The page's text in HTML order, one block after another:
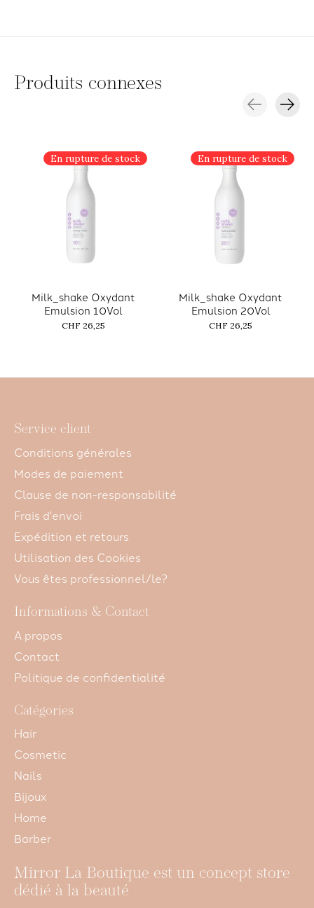
Produits connexes
En rupture de stock
Milk_shake Oxydant
Emulsion 10Vol
CHF 26,25
En rupture de stock
Milk_shake Oxydant
Emulsion 20Vol
CHF 26,25
Service client
Conditions générales
Modes de paiement
Clause de non-responsabilité
Frais d'envoi
Expédition et retours
Utilisation des Cookies
Vous êtes professionnel/le?
Informations & Contact
A propos
Contact
Politique de confidentialité
Catégories
Hair
Cosmetic
Nails
Bijoux
Home
Barber
Mirror La Boutique est un concept store
dédié à la beauté